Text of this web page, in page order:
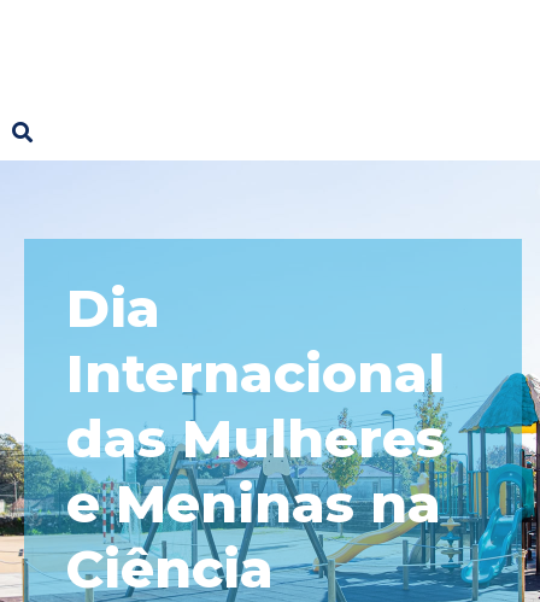
Dia
Internacional
das Mulheres
e Meninas na
Ciência